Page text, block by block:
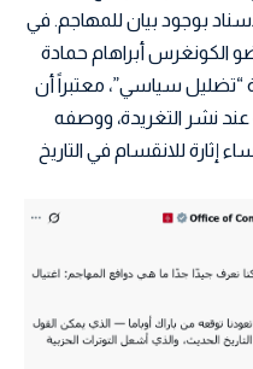
بوجود بيان للمهاجم. في
الكونغرس أبراهام حمادة
“تضليل سياسي”، معتبراً أن
نشر التغريدة، ووصفه
إثارة للانقسام في التاريخ